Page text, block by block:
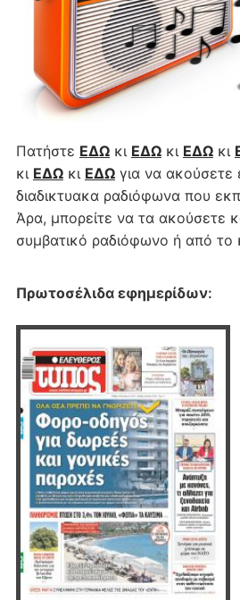
Πατήστε ΕΔΩκι ΕΔΩκι ΕΔΩκι
κι ΕΔΩκι ΕΔΩγια να ακούσετε
διαδικτυακα ραδιόφωνα που
Άρα, μπορείτε να τα ακούσετε
συμβατικό ραδιόφωνο ή από το
Πρωτοσέλιδα εφημερίδων: